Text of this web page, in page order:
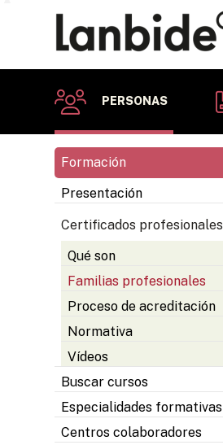
PERSONAS
Formación
Presentación
Certificados profesionales
Qué son
Familias profesionales
Proceso de acreditación
Normativa
Vídeos
Buscar cursos
Especialidades formativas
Centros colaboradores